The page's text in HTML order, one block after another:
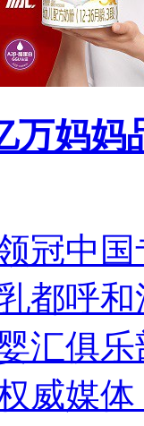
万妈妈
冠中
都呼
汇俱
威媒体